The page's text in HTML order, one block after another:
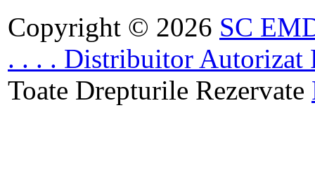
Copyright © 2026 SC
. . . . Distribuitor Autorizat
Toate Drepturile Rezervate